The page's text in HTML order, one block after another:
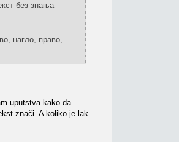
без знања
нагло, право,
uputstva kako da
znači. A koliko je lak